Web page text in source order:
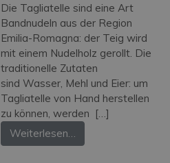
Die Tagliatelle sind eine Art
Bandnudeln aus der Region
Emilia-Romagna: der Teig wird
mit einem Nudelholz gerollt. Die
traditionelle Zutaten
sind Wasser, Mehl und Eier: um
Tagliatelle von Hand herstellen
zu können, werden […]
Weiterlesen…